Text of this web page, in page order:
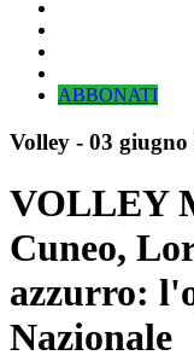
ABBONATI
Volley - 03 giugno
VOLLEY
Cuneo,
azzurro:
Nazionale